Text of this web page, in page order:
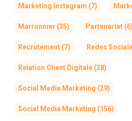
Marketing Instagram (7)
Marronnier (35) Partenariat(6)
Recrutement(7) Redes
Relation Client Digitale(28)
Social Media Marketing (29)
Social Media Marketing (156)